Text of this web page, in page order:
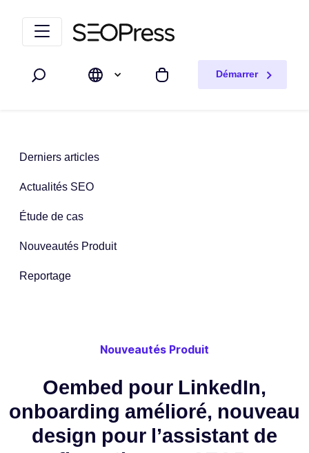
Rechercher Mon panier
Démarrer
Derniers articles
Actualités SEO
Étude de cas
Nouveautés Produit
Reportage
Nouveautés Produit
Oembed pour LinkedIn,
onboarding amélioré, nouveau
design pour l’assistant de